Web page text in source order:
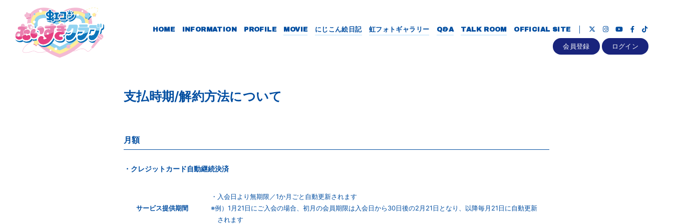
HOME INFORMATION PROFILE MOVIE にじこん絵日記 虹フォトギャラリー Q&A TALK ROOM OFFICIAL SITE
会員登録 ログイン
支払時期/解約方法について
月額
・クレジットカード自動継続決済
サービス提供期間
・入会日より無期限／1か月ごと自動更新されます
※例）1月21日にご入会の場合、初月の会員期限は入会日から30日後の2月21日となり、以降毎月21日に自動更新
されます